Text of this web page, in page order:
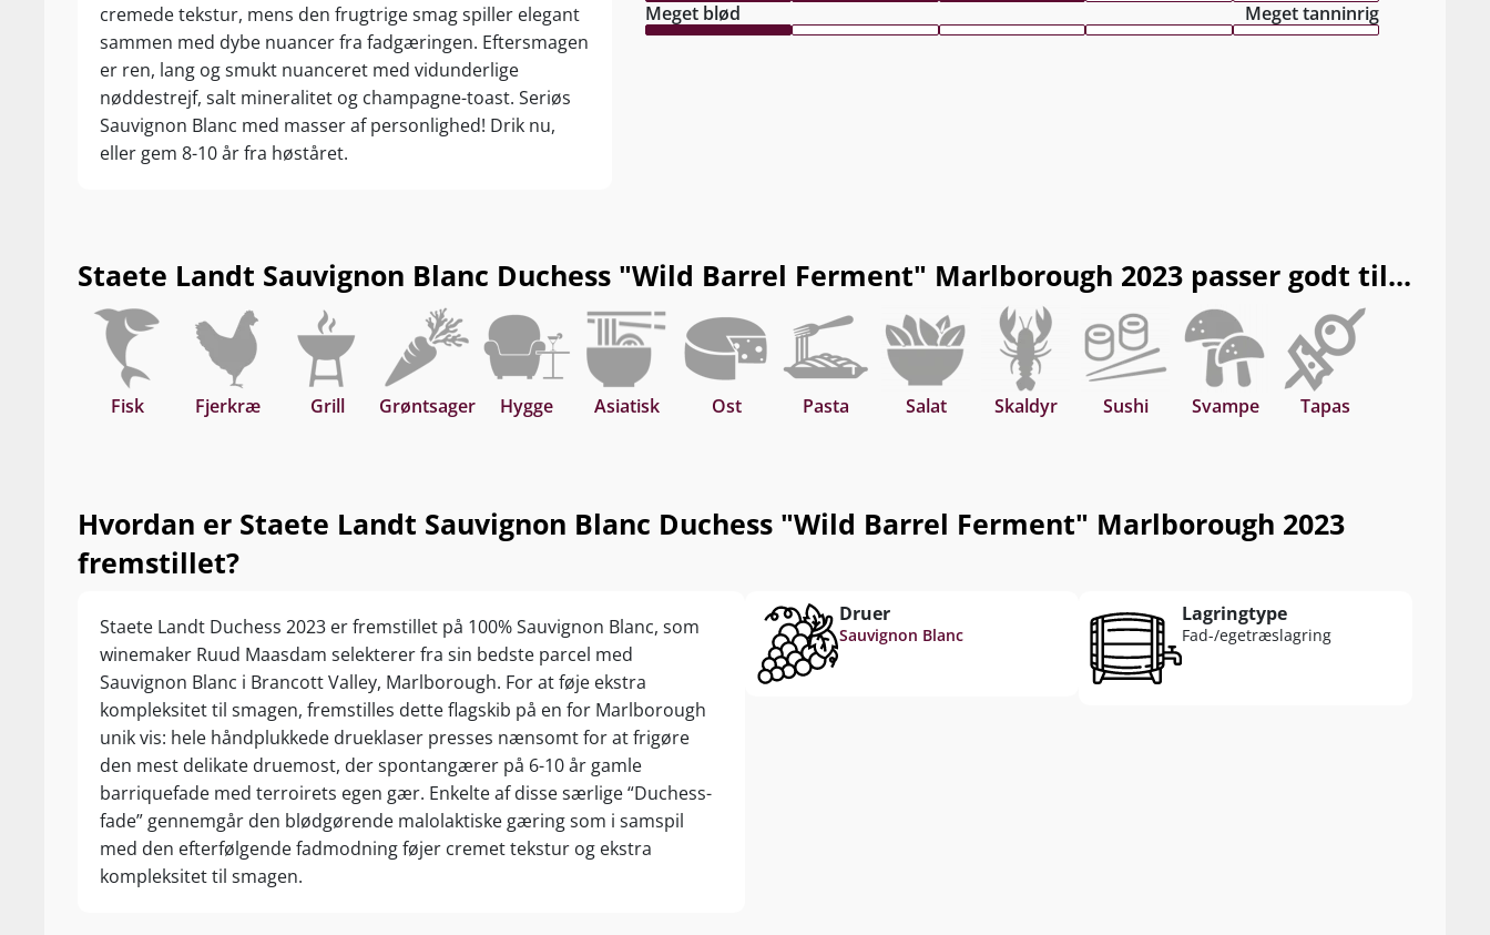
cremede tekstur, mens den frugtrige smag spiller elegant
sammen med dybe nuancer fra fadgæringen. Eftersmagen
er ren, lang og smukt nuanceret med vidunderlige
nøddestrejf, salt mineralitet og champagne-toast. Seriøs
Sauvignon Blanc med masser af personlighed! Drik nu,
eller gem 8-10 år fra høståret.
Meget blød
Meget tanninrig
Staete Landt Sauvignon Blanc Duchess "Wild Barrel Ferment" Marlborough 2023 passer godt til...
Fisk Fjerkræ Grill Grøntsager Hygge Asiatisk Ost Pasta Salat Skaldyr Sushi Svampe Tapas
Hvordan er Staete Landt Sauvignon Blanc Duchess "Wild Barrel Ferment" Marlborough 2023
fremstillet?
Staete Landt Duchess 2023 er fremstillet på 100% Sauvignon Blanc, som
winemaker Ruud Maasdam selekterer fra sin bedste parcel med
Sauvignon Blanc i Brancott Valley, Marlborough. For at føje ekstra
kompleksitet til smagen, fremstilles dette flagskib på en for Marlborough
unik vis: hele håndplukkede drueklaser presses nænsomt for at frigøre
den mest delikate druemost, der spontangærer på 6-10 år gamle
barriquefade med terroirets egen gær. Enkelte af disse særlige “Duchess-
fade” gennemgår den blødgørende malolaktiske gæring som i samspil
med den efterfølgende fadmodning føjer cremet tekstur og ekstra
kompleksitet til smagen.
Druer
Sauvignon Blanc
Lagringtype
Fad-/egetræslagring